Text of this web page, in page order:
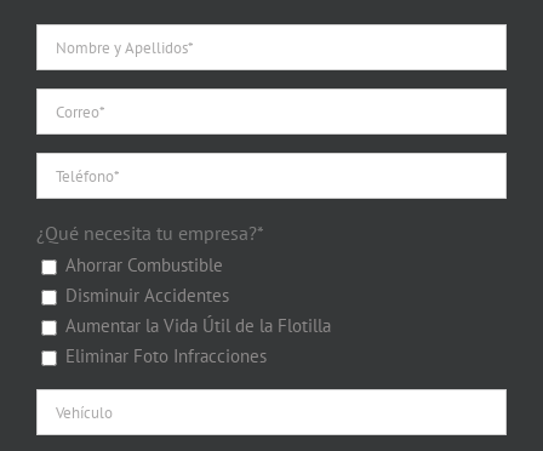
¿Qué necesita tu empresa?*
Ahorrar Combustible
Disminuir Accidentes
Aumentar la Vida Útil de la Flotilla
Eliminar Foto Infracciones